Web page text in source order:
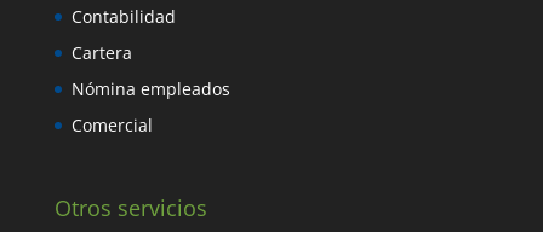
Contabilidad
Cartera
Nómina empleados
Comercial
Otros servicios